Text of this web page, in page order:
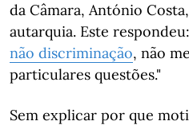
da Câmara, António
autarquia. Este
não discriminação, não
particulares questões."
Sem explicar por que